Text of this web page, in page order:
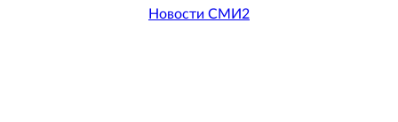
Новости СМИ2